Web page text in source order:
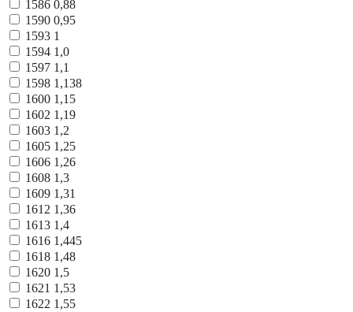
1586 0,88
1590 0,95
1593 1
1594 1,0
1597 1,1
1598 1,138
1600 1,15
1602 1,19
1603 1,2
1605 1,25
1606 1,26
1608 1,3
1609 1,31
1612 1,36
1613 1,4
1616 1,445
1618 1,48
1620 1,5
1621 1,53
1622 1,55